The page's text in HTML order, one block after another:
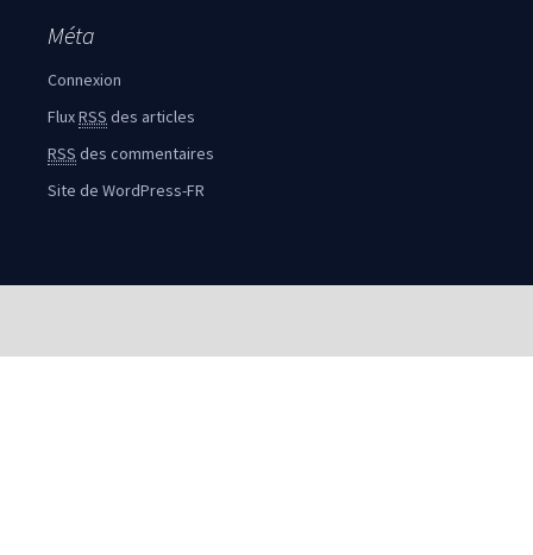
Méta
Connexion
FluxRSS des articles
RSS des commentaires
Site de WordPress-FR